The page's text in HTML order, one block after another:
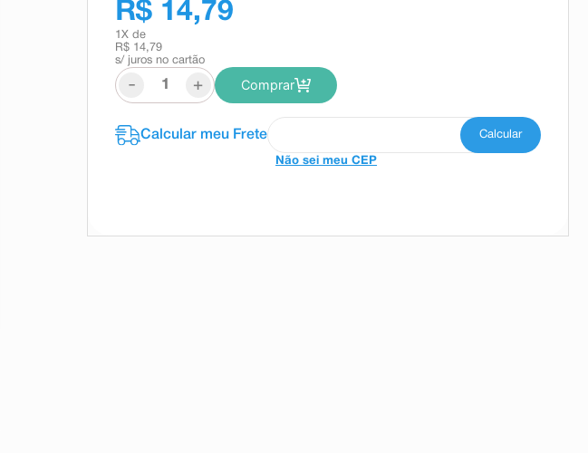
R$ 14,79
1 X de
R$ 14,79
s/ juros no cartão
- + Comprar
Não sei meu CEP